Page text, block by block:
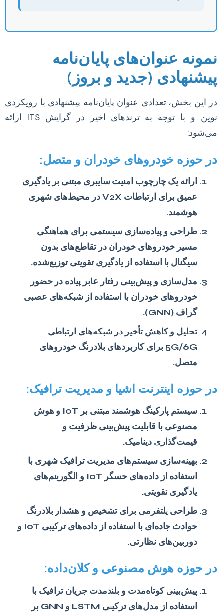
نمونه عنوان‌های پایان‌نامه
پیشنهادی (جدید و بروز)
در این بخش، تعدادی عنوان پایان‌نامه پیشنهادی با رویکردی
نوین و با توجه به ترندهای اخیر در گرایش ITS ارائه
می‌شود:
در حوزه خودروهای خودران و متصل:
ارائه یک چارچوب امنیت سایبری مبتنی بر یادگیری
عمیق برای ارتباطات V2X در محیط‌های شهری
هوشمند.
طراحی و پیاده‌سازی سیستمی برای هماهنگی
مسیر خودروهای خودران در تقاطع‌های بدون
سیگنال با استفاده از یادگیری تقویتی توزیع‌شده.
مدل‌سازی و پیش‌بینی رفتار عابر پیاده در حضور
خودروهای خودران با استفاده از شبکه‌های عصبی
گراف (GNN).
تحلیل و کاهش تأخیر در شبکه‌های ارتباطی
5G/6G برای کاربردهای بلادرنگ خودروهای
متصل.
در حوزه اینترنت اشیا و مدیریت ترافیک:
سیستم پارکینگ هوشمند مبتنی بر IoT و هوش
مصنوعی با قابلیت پیش‌بینی ظرفیت و
قیمت‌گذاری دینامیک.
بهینه‌سازی سیستم‌های مدیریت ترافیک شهری با
استفاده از داده‌های حسگر IoT و الگوریتم‌های
یادگیری تقویتی.
طراحی پلتفرمی برای تشخیص و هشدار بلادرنگ
حوادث جاده‌ای با استفاده از داده‌های ترکیبی IoT و
دوربین‌های نظارتی.
در حوزه هوش مصنوعی و کلان‌داده:
پیش‌بینی کوتاه‌مدت و بلندمدت جریان ترافیک با
استفاده از مدل‌های ترکیبی LSTM و GNN بر